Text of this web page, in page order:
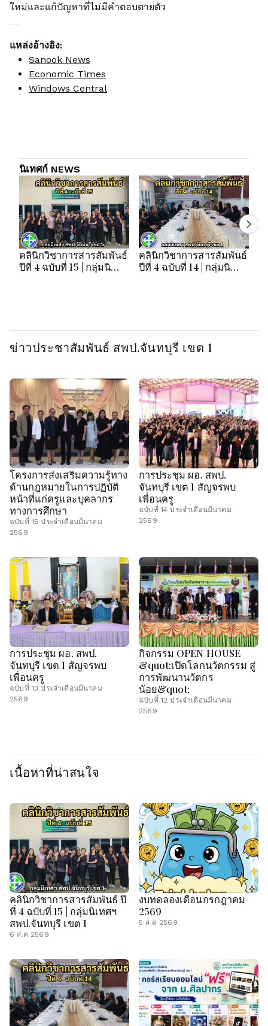
ใหม่และแก้ปัญหาที่ไม่มีคำตอบตายตัว
แหล่งอ้างอิง:
Sanook News
Economic Times
Windows Central
นิเทศก์ NEWS
คลินิกวิชาการสารสัมพันธ์
ปีที่ 4 ฉบับที่ 15 | กลุ่มนิ
คลินิกวิชาการสารสัมพันธ์
ปีที่ 4 ฉบับที่ 14 | กลุ่มนิ
ข่าวประชาสัมพันธ์ สพป.จันทบุรี เขต 1
โครงการส่งเสริมความรู้ทาง
ด้านกฎหมายในการปฏิบัติ
หน้าที่แก่ครูและบุคลากร
ทางการศึกษา
ฉบับที่ 15 ประจำเดือนมีนาคม
2569
การประชุม ผอ. สพป.
จันทบุรี เขต 1 สัญจรพบ
เพื่อนครู
ฉบับที่ 14 ประจำเดือนมีนาคม
2569
การประชุม ผอ. สพป.
จันทบุรี เขต 1 สัญจรพบ
เพื่อนครู
ฉบับที่ 13 ประจำเดือนมีนาคม
2569
กิจกรรม OPEN HOUSE
&quot;เปิดโลกนวัตกรรม สู่
การพัฒนานวัตกร
น้อย&quot;
ฉบับที่ 12 ประจำเดือนมีนาคม
2569
เนื้อหาที่น่าสนใจ
คลินิกวิชาการสารสัมพันธ์ ปี
ที่ 4 ฉบับที่ 15 | กลุ่มนิเทศฯ
สพป.จันทบุรี เขต 1
6 ส.ค 2569
งบทดลองเดือนกรกฎาคม
2569
5 ส.ค 2569